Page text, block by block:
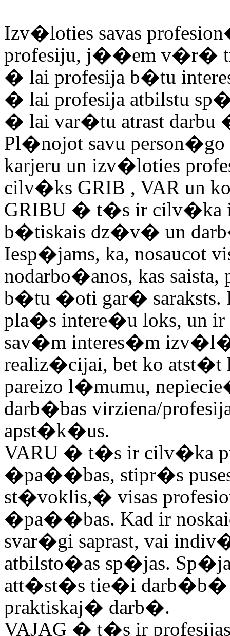
Izv�loties savas
profesiju, j��em v�r�
� lai profesija b�tu
� lai profesija atbilstu
� lai var�tu atrast
Pl�nojot savu
karjeru un izv�loties
cilv�ks GRIB , VAR un
GRIBU � t�s ir cilv�ka
b�tiskais dz�v� un
Iesp�jams, ka, nosaucot
nodarbo�anos, kas
b�tu �oti gar� saraksts.
pla�s intere�u loks, un
sav�m interes�m
realiz�cijai, bet ko
pareizo l�mumu,
darb�bas virziena/
apst�k�us.
VARU � t�s ir cilv�ka
�pa��bas, stipr�s
st�voklis,� visas
�pa��bas. Kad ir
svar�gi saprast, vai
atbilsto�as sp�jas.
att�st�s tie�i
praktiskaj� darb�.
VAJAG � t�s ir profesijas